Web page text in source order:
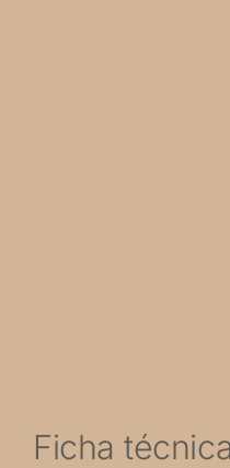
Ficha técnica